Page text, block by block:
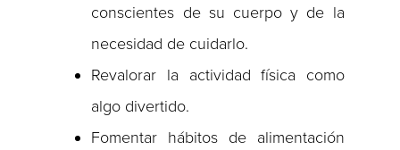
conscientes de su cuerpo y de la
necesidad de cuidarlo.
Revalorar la actividad física como
algo divertido.
Fomentar hábitos de alimentación